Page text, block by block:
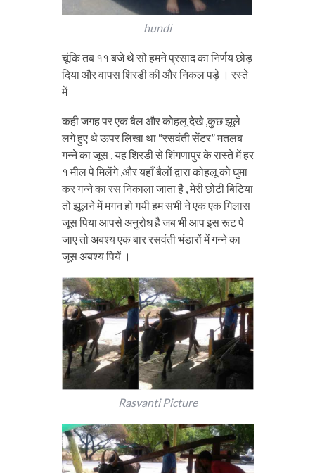
hundi
चूंकि तब ११ बजे थे सो हमने प्रसाद का निर्णय छोड़
दिया और वापस शिरडी की और निकल पड़े । रस्ते
में
कही जगह पर एक बैल और कोहलू देखे ,कुछ झूले
लगे हुए थे ऊपर लिखा था “रसवंती सेंटर” मतलब
गन्ने का जूस , यह शिरडी से शिंगणापुर के रास्ते में हर
१ मील पे मिलेंगे ,और यहाँ बैलों द्वारा कोहलू को घुमा
कर गन्ने का रस निकाला जाता है , मेरी छोटी बिटिया
तो झूलने में मगन हो गयी हम सभी ने एक एक गिलास
जूस पिया आपसे अनुरोध है जब भी आप इस रूट पे
जाए तो अबश्य एक बार रसवंती भंडारों में गन्ने का
जूस अबश्य पियें ।
Rasvanti Picture